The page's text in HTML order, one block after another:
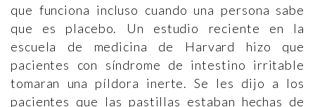
que funciona incluso cuando una persona sabe
que es placebo. Un estudio reciente en la
escuela de medicina de Harvard hizo que
pacientes con síndrome de intestino irritable
tomaran una píldora inerte. Se les dijo a los
pacientes que las pastillas estaban hechas de